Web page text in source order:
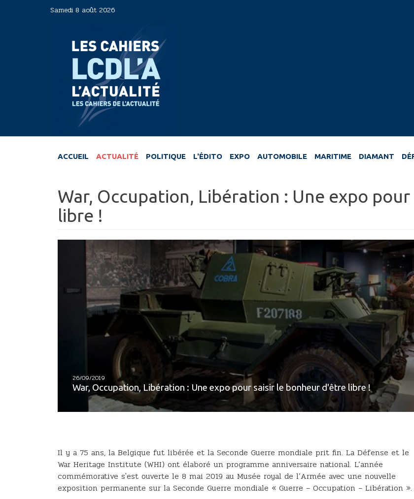
Samedi 8 août 2026
ACCUEIL ACTUALITÉ POLITIQUE L'ÉDITO EXPO AUTOMOBILE MARITIME DIAMANT
War, Occupation, Libération : Une expo
libre !
26/09/2019
War, Occupation, Libération : Une expo pour saisir le bonheur d'être libre !
Il y a 75 ans, la Belgique fut libérée et la Seconde Guerre mondiale prit fin. La Défense et le
War Heritage Institute (WHI) ont élaboré un programme anniversaire national. L’année
commémorative s'est ouverte le 8 mai 2019 au Musée royal de l’Armée avec une nouvelle
exposition permanente sur la Seconde Guerre mondiale « Guerre – Occupation – Libération ».